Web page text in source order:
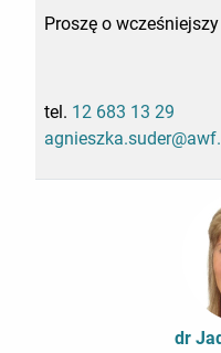
Proszę o
tel. 12 683 13 29
dr